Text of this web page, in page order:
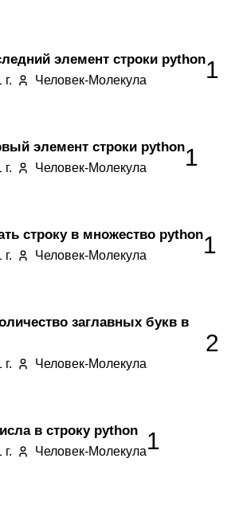
элемент строки python
Человек-Молекула 1
элемент строки python
Человек-Молекула 1
строку в множество python
Человек-Молекула 1
заглавных букв в
Человек-Молекула
2
в строку python
Человек-Молекула1